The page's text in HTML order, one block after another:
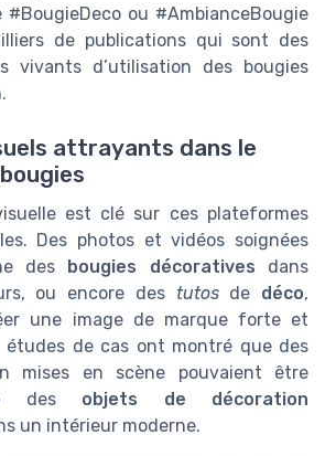
ou #AmbianceBougie
de publications qui sont des
vivants d’utilisation des bougies
attrayants dans le
est clé sur ces plateformes
Des photos et vidéos soignées
des bougies décoratives dans
ou encore des tutosde déco,
une image de marque forte et
études de cas ont montré que des
mises en scène pouvaient être
des objets de décoration
un intérieur moderne.